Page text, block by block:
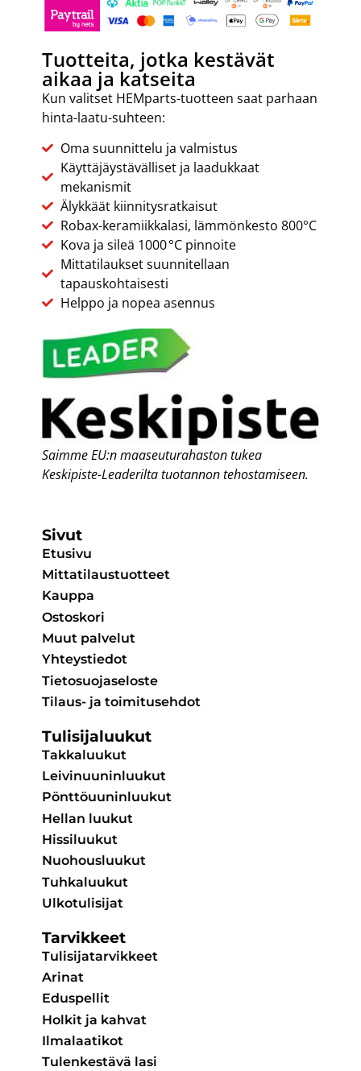
Tuotteita, jotka kestävät
aikaa ja katseita
Kun valitset HEMparts-tuotteen saat parhaan
hinta-laatu-suhteen:
Oma suunnittelu ja valmistus
Käyttäjäystävälliset ja laadukkaat
mekanismit
Älykkäät kiinnitysratkaisut
Robax-keramiikkalasi, lämmönkesto 800°C
Kova ja sileä 1000 °C pinnoite
Mittatilaukset suunnitellaan
tapauskohtaisesti
Helppo ja nopea asennus
Saimme EU:n maaseuturahastontukea
Keskipiste-Leaderiltatuotannon tehostamiseen.
Sivut
Etusivu
Mittatilaustuotteet
Kauppa
Ostoskori
Muut palvelut
Yhteystiedot
Tietosuojaseloste
Tilaus- ja toimitusehdot
Tulisijaluukut
Takkaluukut
Leivinuuninluukut
Pönttöuuninluukut
Hellan luukut
Hissiluukut
Nuohousluukut
Tuhkaluukut
Ulkotulisijat
Tarvikkeet
Tulisijatarvikkeet
Arinat
Eduspellit
Holkit ja kahvat
Ilmalaatikot
Tulenkestävä lasi